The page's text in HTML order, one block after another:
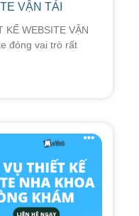
VẬN TẢI
KẾ WEBSITE VẬN
đóng vai trò rất